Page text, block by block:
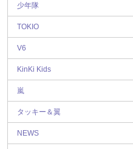
少年隊
TOKIO
V6
KinKi Kids
嵐
タッキー＆翼
NEWS